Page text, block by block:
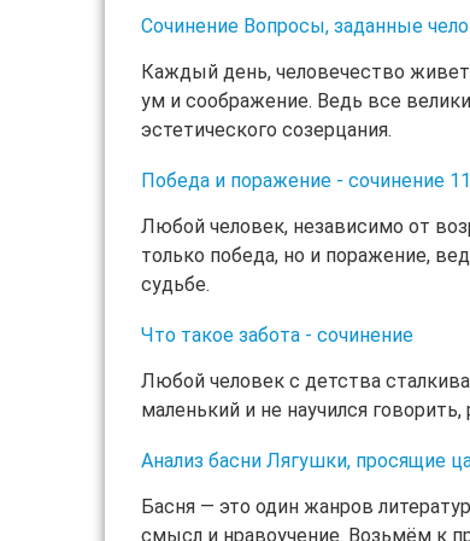
Сочинение Вопросы, заданные
Каждый день, человечество
ум и соображение. Ведь все
эстетического созерцания.
Победа и поражение - сочинение
Любой человек, независимо от
только победа, но и поражение,
судьбе.
Что такое забота - сочинение
Любой человек с детства
маленький и не научился
Анализ басни Лягушки, просящие
Басня — это один жанров
смысл и нравоучение. Возьмём к